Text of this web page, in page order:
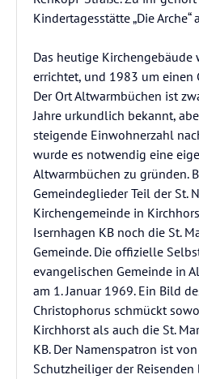
Kindertagesstätte „Die
Das heutige Kirchengebäude
errichtet, und 1983 um einen
Der Ort Altwarmbüchen ist
Jahre urkundlich bekannt,
steigende Einwohnerzahl
wurde es notwendig eine
Altwarmbüchen zu gründen.
Gemeindeglieder Teil der St.
Kirchengemeinde in
Isernhagen KB noch die St.
Gemeinde. Die offizielle
evangelischen Gemeinde in
am 1. Januar 1969. Ein Bild
Christophorus schmückt
Kirchhorst als auch die St.
KB. Der Namenspatron ist
Schutzheiliger der Reisenden